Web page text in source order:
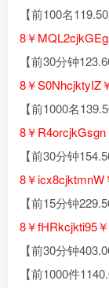
【前100名
8￥
【前30分钟
8￥S0NhcjktyIZ
【前1000名
8￥R4orcjkGsgn
【前30分钟
8￥icx8cjktmnW
【前15分钟
8￥fHRkcjkti95
【前30分钟
【前1000件